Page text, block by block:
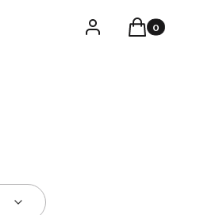
LogowanieProdukty w
Koszyk